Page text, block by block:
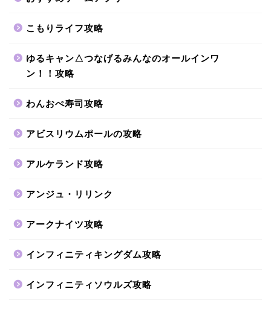
こもりライフ攻略
ゆるキャン△つなげるみんなのオールインワ
ン！！攻略
わんおぺ寿司攻略
アビスリウムポールの攻略
アルケランド攻略
アンジュ・リリンク
アークナイツ攻略
インフィニティキングダム攻略
インフィニティソウルズ攻略